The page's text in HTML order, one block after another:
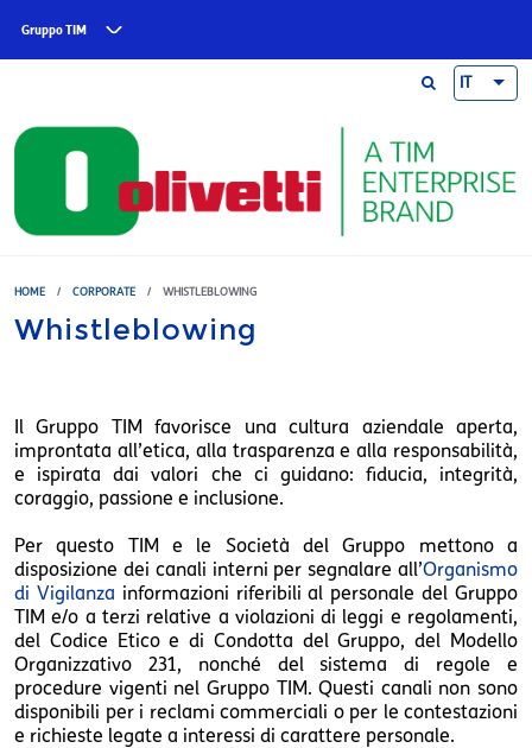
Gruppo TIM
IT
HOME / CORPORATE / WHISTLEBLOWING
Whistleblowing
Il Gruppo TIM favorisce una cultura aziendale aperta,
improntata all’etica, alla trasparenza e alla responsabilità,
e ispirata dai valori che ci guidano: fiducia, integrità,
coraggio, passione e inclusione.
Per questo TIM e le Società del Gruppo mettono a
disposizione dei canali interni per segnalare all’Organismo
di Vigilanza informazioni riferibili al personale del Gruppo
TIM e/o a terzi relative a violazioni di leggi e regolamenti,
del Codice Etico e di Condotta del Gruppo, del Modello
Organizzativo 231, nonché del sistema di regole e
procedure vigenti nel Gruppo TIM. Questi canali non sono
disponibili per i reclami commerciali o per le contestazioni
e richieste legate a interessi di carattere personale.